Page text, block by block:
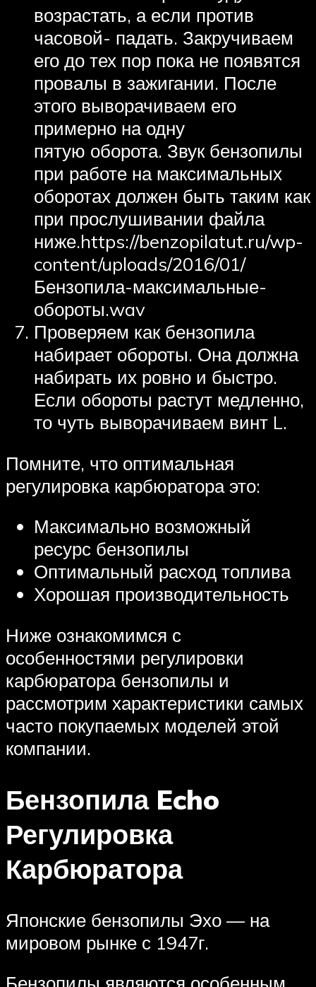
возрастать, а если против
часовой- падать. Закручиваем
его до тех пор пока не появятся
провалы в зажигании. После
этого выворачиваем его
примерно на одну
пятую оборота. Звук бензопилы
при работе на максимальных
оборотах должен быть таким как
при прослушивании файла
ниже.https://benzopilatut.ru/wp-
content/uploads/2016/01/
Бензопила-максимальные-
обороты.wav
Проверяем как бензопила
набирает обороты. Она должна
набирать их ровно и быстро.
Если обороты растут медленно,
то чуть выворачиваем винт L.
Помните, что оптимальная
регулировка карбюратора это:
Максимально возможный
ресурс бензопилы
Оптимальный расход топлива
Хорошая производительность
Ниже ознакомимся с
особенностями регулировки
карбюратора бензопилы и
рассмотрим характеристики самых
часто покупаемых моделей этой
компании.
Бензопила Echo
Регулировка
Карбюратора
Японские бензопилы Эхо — на
мировом рынке с 1947г.